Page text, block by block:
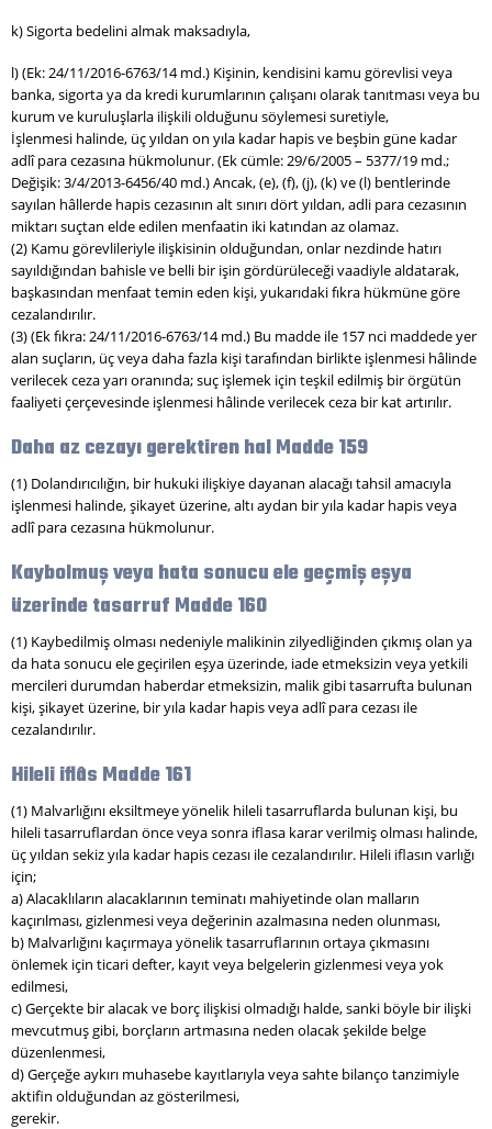
k) Sigorta bedelini almak maksadıyla,
l) (Ek: 24/11/2016-6763/14 md.) Kişinin, kendisini kamu görevlisi veya
banka, sigorta ya da kredi kurumlarının çalışanı olarak tanıtması veya bu
kurum ve kuruluşlarla ilişkili olduğunu söylemesi suretiyle,
İşlenmesi halinde, üç yıldan on yıla kadar hapis ve beşbin güne kadar
adlî para cezasına hükmolunur. (Ek cümle: 29/6/2005 – 5377/19 md.;
Değişik: 3/4/2013-6456/40 md.) Ancak, (e), (f), (j), (k) ve (l) bentlerinde
sayılan hâllerde hapis cezasının alt sınırı dört yıldan, adli para cezasının
miktarı suçtan elde edilen menfaatin iki katından az olamaz.
(2) Kamu görevlileriyle ilişkisinin olduğundan, onlar nezdinde hatırı
sayıldığından bahisle ve belli bir işin gördürüleceği vaadiyle aldatarak,
başkasından menfaat temin eden kişi, yukarıdaki fıkra hükmüne göre
cezalandırılır.
(3) (Ek fıkra: 24/11/2016-6763/14 md.) Bu madde ile 157 nci maddede yer
alan suçların, üç veya daha fazla kişi tarafından birlikte işlenmesi hâlinde
verilecek ceza yarı oranında; suç işlemek için teşkil edilmiş bir örgütün
faaliyeti çerçevesinde işlenmesi hâlinde verilecek ceza bir kat artırılır.
Daha az cezayı gerektiren hal Madde 159
(1) Dolandırıcılığın, bir hukuki ilişkiye dayanan alacağı tahsil amacıyla
işlenmesi halinde, şikayet üzerine, altı aydan bir yıla kadar hapis veya
adlî para cezasına hükmolunur.
Kaybolmuş veya hata sonucu ele geçmiş eşya
üzerinde tasarruf Madde 160
(1) Kaybedilmiş olması nedeniyle malikinin zilyedliğinden çıkmış olan ya
da hata sonucu ele geçirilen eşya üzerinde, iade etmeksizin veya yetkili
mercileri durumdan haberdar etmeksizin, malik gibi tasarrufta bulunan
kişi, şikayet üzerine, bir yıla kadar hapis veya adlî para cezası ile
cezalandırılır.
Hileli iflâs Madde 161
(1) Malvarlığını eksiltmeye yönelik hileli tasarruflarda bulunan kişi, bu
hileli tasarruflardan önce veya sonra iflasa karar verilmiş olması halinde,
üç yıldan sekiz yıla kadar hapis cezası ile cezalandırılır. Hileli iflasın varlığı
için;
a) Alacaklıların alacaklarının teminatı mahiyetinde olan malların
kaçırılması, gizlenmesi veya değerinin azalmasına neden olunması,
b) Malvarlığını kaçırmaya yönelik tasarruflarının ortaya çıkmasını
önlemek için ticari defter, kayıt veya belgelerin gizlenmesi veya yok
edilmesi,
c) Gerçekte bir alacak ve borç ilişkisi olmadığı halde, sanki böyle bir ilişki
mevcutmuş gibi, borçların artmasına neden olacak şekilde belge
düzenlenmesi,
d) Gerçeğe aykırı muhasebe kayıtlarıyla veya sahte bilanço tanzimiyle
aktifin olduğundan az gösterilmesi,
gerekir.